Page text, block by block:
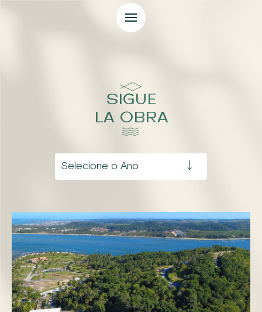
Servicios
Revista
Condomínio Praia
de Guadalupe - Casas Altas
Condomínio Praia
de Guadalupe - Casas
SIGUE
LA OBRA